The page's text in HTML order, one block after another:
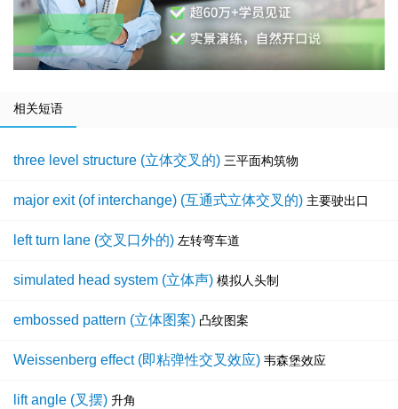
相关短语
three level structure (立体交叉的) 三平面构筑物
major exit (of interchange) (互通式立体交叉的) 主要驶出口
left turn lane (交叉口外的) 左转弯车道
simulated head system (立体声) 模拟人头制
embossed pattern (立体图案) 凸纹图案
Weissenberg effect (即粘弹性交叉效应) 韦森堡效应
lift angle (叉摆) 升角